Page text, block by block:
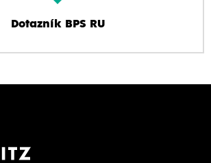
Dotazník BPS RU